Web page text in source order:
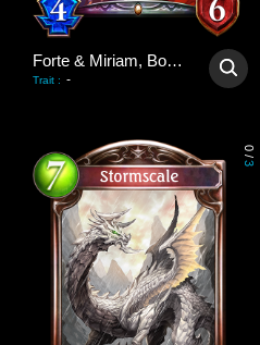
Forte & Miriam, Bondforged
Trait : -
0
/
3